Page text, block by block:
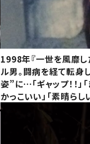
1998年『一世を風靡し
ル男。闘病を経て転身
姿”に…「ギャップ！！」
かっこいい」「素晴らし